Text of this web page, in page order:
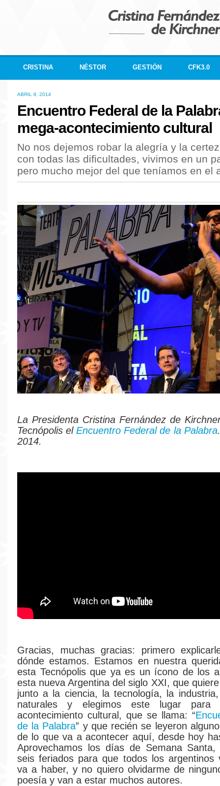
CRISTINA NÉSTOR GESTIÓN CFK3.0
ABRIL 9, 2014
Encuentro Federal de la
mega-acontecimiento cultural
No nos dejemos robar la alegría y la
con todas las dificultades, vivimos en un
pero mucho mejor del que teníamos en el
La Presidenta Cristina Fernández de
Tecnópolis elEncuentro Federal de la Palabra
2014.
Gracias, muchas gracias: primero
dónde estamos. Estamos en nuestra
esta Tecnópolis que ya es un ícono de los
esta nueva Argentina del siglo XXI, que
junto a la ciencia, la tecnología, la
naturales y elegimos este lugar para
acontecimiento cultural, que se llama: “
de la Palabra” y que recién se leyeron
de lo que va a acontecer aquí, desde hoy
Aprovechamos los días de Semana
seis feriados para que todos los argentinos
va a haber, y no quiero olvidarme de
poesía y van a estar muchos autores.